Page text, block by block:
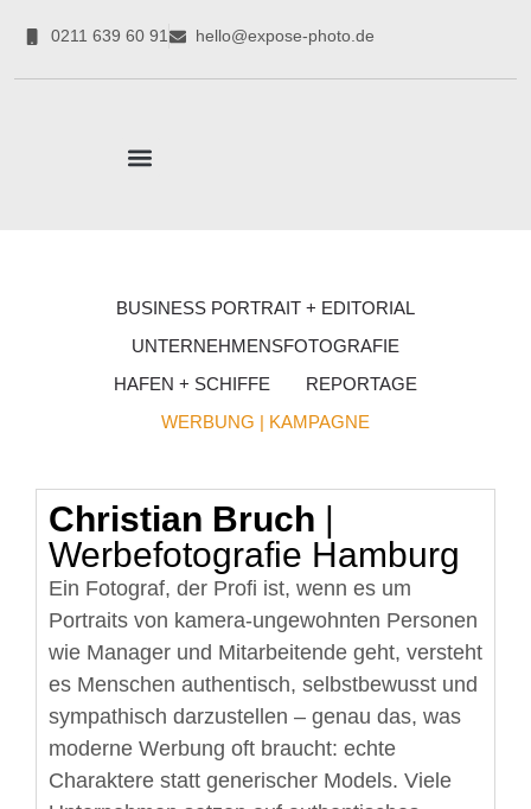
0211 639 60 91 hello@expose-photo.de
BUSINESS PORTRAIT + EDITORIAL
UNTERNEHMENSFOTOGRAFIE
HAFEN + SCHIFFE
REPORTAGE
WERBUNG | KAMPAGNE
Christian Bruch |
Werbefotografie Hamburg
Ein Fotograf, der Profi ist, wenn es um
Portraits von kamera-ungewohnten Personen
wie Manager und Mitarbeitende geht, versteht
es Menschen authentisch, selbstbewusst und
sympathisch darzustellen – genau das, was
moderne Werbung oft braucht: echte
Charaktere statt generischer Models. Viele